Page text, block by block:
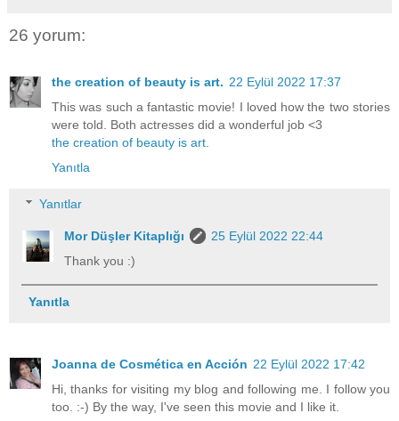
26 yorum:
the creation of beauty is art. 22 Eylül 2022 17:37
This was such a fantastic movie! I loved how the two stories
were told. Both actresses did a wonderful job <3
the creation of beauty is art.
Yanıtla
Yanıtlar
Mor Düşler Kitaplığı
25 Eylül 2022 22:44
Thank you :)
Yanıtla
Joanna de Cosmética en Acción 22 Eylül 2022 17:42
Hi, thanks for visiting my blog and following me. I follow you
too. :-) By the way, I've seen this movie and I like it.